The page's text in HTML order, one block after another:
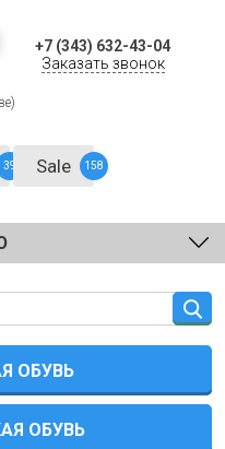
+7 (343) 632-43-04
Заказать звонок
39 Sale 158
ОБУВЬ
ОБУВЬ